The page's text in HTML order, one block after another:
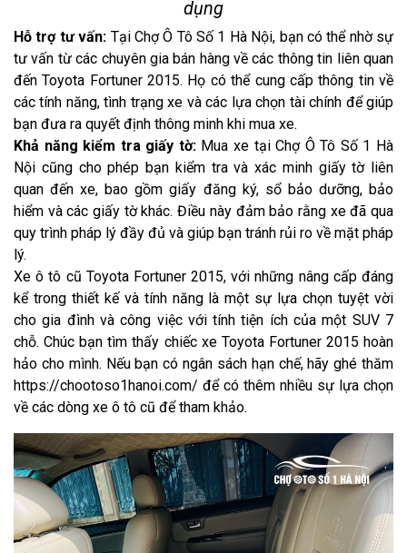
dụng
Hỗ trợ tư vấn: Tại Chợ Ô Tô Số 1 Hà Nội, bạn có thể nhờ sự
tư vấn từ các chuyên gia bán hàng về các thông tin liên quan
đến Toyota Fortuner 2015. Họ có thể cung cấp thông tin về
các tính năng, tình trạng xe và các lựa chọn tài chính để giúp
bạn đưa ra quyết định thông minh khi mua xe.
Khả năng kiểm tra giấy tờ:Mua xe tại Chợ Ô Tô Số 1 Hà
Nội cũng cho phép bạn kiểm tra và xác minh giấy tờ liên
quan đến xe, bao gồm giấy đăng ký, sổ bảo dưỡng, bảo
hiểm và các giấy tờ khác. Điều này đảm bảo rằng xe đã qua
quy trình pháp lý đầy đủ và giúp bạn tránh rủi ro về mặt pháp
lý.
Xe ô tô cũ Toyota Fortuner 2015, với những nâng cấp đáng
kể trong thiết kế và tính năng là một sự lựa chọn tuyệt vời
cho gia đình và công việc với tính tiện ích của một SUV 7
chỗ. Chúc bạn tìm thấy chiếc xe Toyota Fortuner 2015 hoàn
hảo cho mình. Nếu bạn có ngân sách hạn chế, hãy ghé thăm
https://chootoso1hanoi.com/ để có thêm nhiều sự lựa chọn
về các dòng xe ô tô cũ để tham khảo.